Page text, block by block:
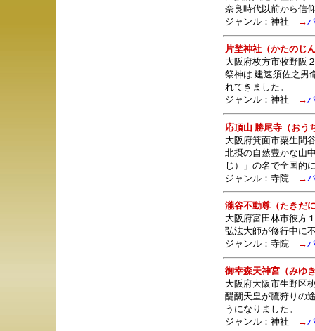
奈良時代以前から信
ジャンル： 神社 →
片埜神社（かたのじ
大阪府枚方市牧野阪
祭神は 建速須佐之男
れてきました。
ジャンル： 神社 →
応頂山 勝尾寺（おう
大阪府箕面市粟生間
北摂の自然豊かな山
じ）」の名で全国的
ジャンル： 寺院→
瀧谷不動尊（たきだ
大阪府富田林市彼方
弘法大師が修行中に
ジャンル： 寺院→
御幸森天神宮（みゆ
大阪府大阪市生野区
醍醐天皇が鷹狩りの
うになりました。
ジャンル： 神社 →